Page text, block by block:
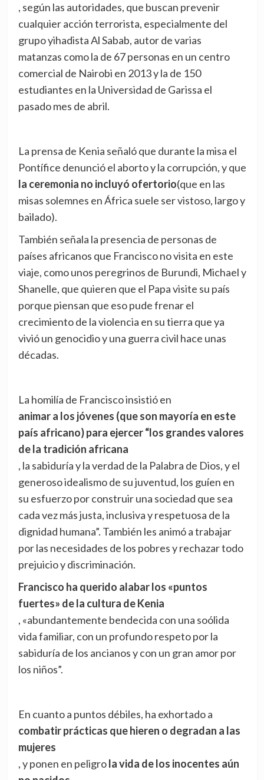
, según las autoridades, que buscan prevenir
cualquier acción terrorista, especialmente del
grupo yihadista Al Sabab, autor de varias
matanzas como la de 67 personas en un centro
comercial de Nairobi en 2013 y la de 150
estudiantes en la Universidad de Garissa el
pasado mes de abril.
La prensa de Kenia señaló que durante la misa el
Pontífice denunció el aborto y la corrupción, y que
la ceremonia no incluyó ofertorio(que en las
misas solemnes en África suele ser vistoso, largo y
bailado).
También señala la presencia de personas de
países africanos que Francisco no visita en este
viaje, como unos peregrinos de Burundi, Michael y
Shanelle, que quieren que el Papa visite su país
porque piensan que eso pude frenar el
crecimiento de la violencia en su tierra que ya
vivió un genocidio y una guerra civil hace unas
décadas.
La homilía de Francisco insistió en
animar a los jóvenes (que son mayoría en este
país africano) para ejercer “los grandes valores
de la tradición africana
, la sabiduría y la verdad de la Palabra de Dios, y el
generoso idealismo de su juventud, los guíen en
su esfuerzo por construir una sociedad que sea
cada vez más justa, inclusiva y respetuosa de la
dignidad humana”. También les animó a trabajar
por las necesidades de los pobres y rechazar todo
prejuicio y discriminación.
Francisco ha querido alabar los «puntos
fuertes» de la cultura de Kenia
, «abundantemente bendecida con una soólida
vida familiar, con un profundo respeto por la
sabiduría de los ancianos y con un gran amor por
los niños”.
En cuanto a puntos débiles, ha exhortado a
combatir prácticas que hieren o degradan a las
mujeres
, y ponen en peligrola vida de los inocentes aún